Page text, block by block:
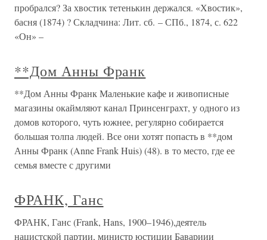
пробрался? За хвостик тетенькин держался. «Хвостик»,
басня (1874) ? Складчина: Лит. сб. – СПб., 1874, с. 622
«Он» –
**Дом Анны Франк
**Дом Анны Франк Маленькие кафе и живописные
магазины окаймляют канал Принсенграхт, у одного из
домов которого, чуть южнее, регулярно собирается
большая толпа людей. Все они хотят попасть в **дом
Анны Франк (Anne Frank Huis) (48). в то место, где ее
семья вместе с другими
ФРАНК, Ганс
ФРАНК, Ганс (Frank, Hans, 1900–1946),деятель
нацистской партии, министр юстиции Бавариии